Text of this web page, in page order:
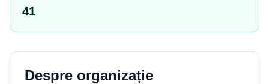
41
Despre organizație